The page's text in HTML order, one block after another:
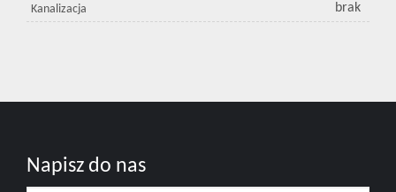
Kanalizacja brak
Napisz do nas